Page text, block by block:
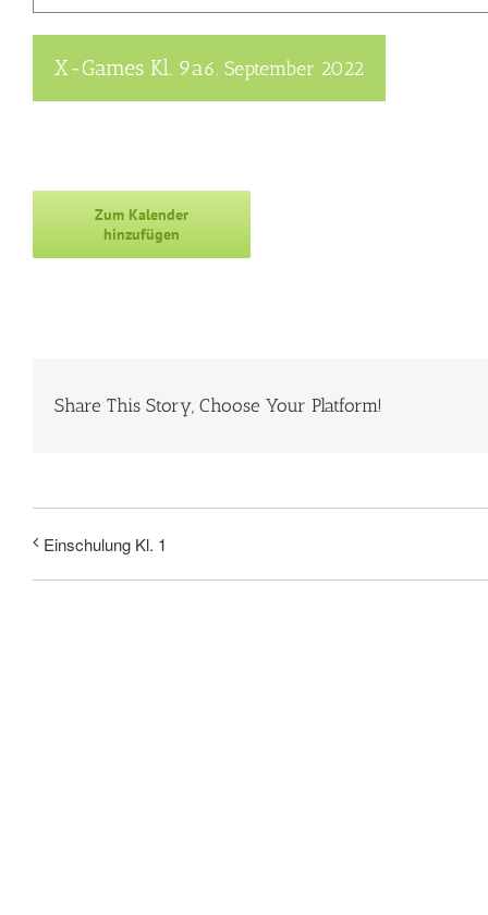
X-Games Kl. 9a6. September 2022
Zum Kalender
hinzufügen
Share This Story, Choose Your Platform!
Einschulung Kl. 1